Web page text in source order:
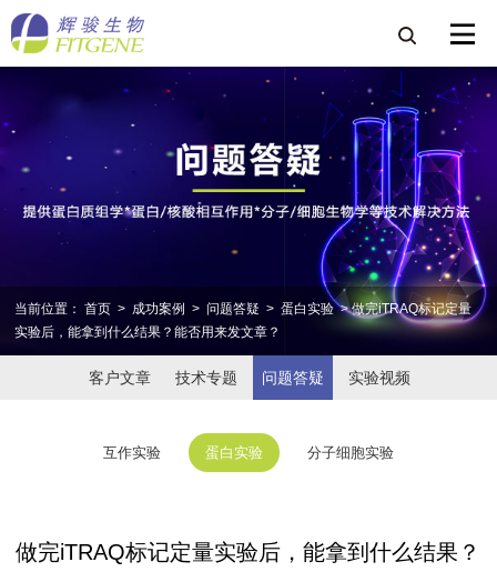
当前位置： 首页 > 成功案例 > 问题答疑 > 蛋白实验 > 做完iTRAQ标记定量
实验后，能拿到什么结果？能否用来发文章？
客户文章 技术专题 问题答疑 实验视频
互作实验 蛋白实验 分子细胞实验
做完iTRAQ标记定量实验后，能拿到什么结果？